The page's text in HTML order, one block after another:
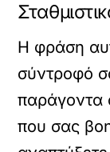
Η φράση
σύντροφό
παράγοντα
που σας